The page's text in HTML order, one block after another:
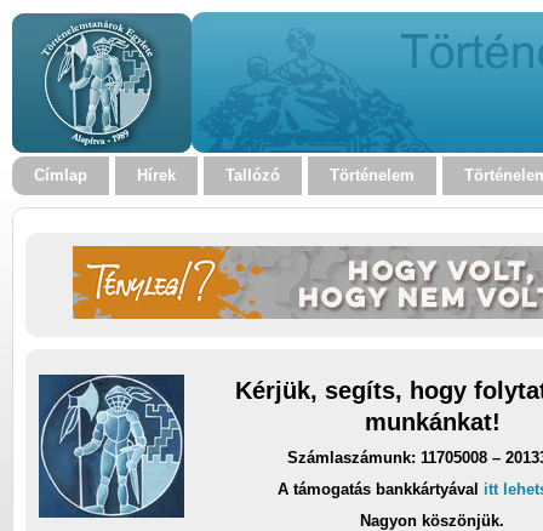
Címlap Hírek Tallózó Történelem
Kérjük, segíts, hogy
munkánkat!
Számlaszámunk: 11705008 –
A támogatás bankkártyával itt
Nagyon köszönjük.